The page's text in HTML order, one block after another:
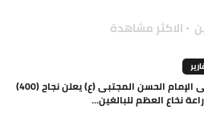
الاكثر مشاهدة
مستشفى الإمام الحسن المجتبى (ع) يعلن نجاح (400)
نخاع العظم للبالغين...